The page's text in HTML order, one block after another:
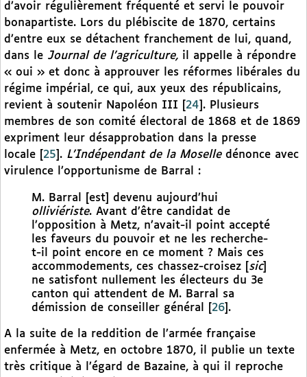
d’avoir régulièrement fréquenté et servi le pouvoir
bonapartiste. Lors du plébiscite de 1870, certains
d’entre eux se détachent franchement de lui, quand,
dans le Journal de l’agriculture, il appelle à répondre
« oui » et donc à approuver les réformes libérales du
régime impérial, ce qui, aux yeux des républicains,
revient à soutenir Napoléon III
24 . Plusieurs
membres de son comité électoral de 1868 et de 1869
expriment leur désapprobation dans la presse
locale
25 . L’Indépendant de la Moselle dénonce avec
virulence l’opportunisme de Barral :
M. Barral [est] devenu aujourd’hui
olliviériste. Avant d’être candidat de
l’opposition à Metz, n’avait-il point accepté
les faveurs du pouvoir et ne les recherche-
t-il point encore en ce moment ? Mais ces
accommodements, ces chassez-croisez [ sic]
ne satisfont nullement les électeurs du 3e
canton qui attendent de M. Barral sa
démission de conseiller général
26 .
A la suite de la reddition de l’armée française
enfermée à Metz, en octobre 1870, il publie un texte
très critique à l’égard de Bazaine, à qui il reproche